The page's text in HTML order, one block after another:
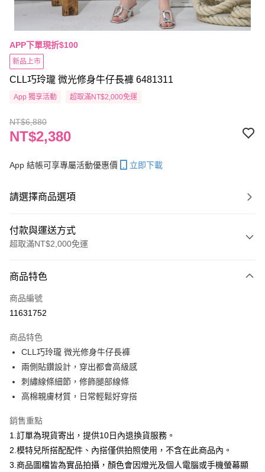
APP下單現折$100
新品上市
CLL巧玲瓏 微光修身牛仔長褲 6481311
App 獨享活動 超取滿NT$2,000免運
NT$6,880
NT$2,380
App 結帳可享專屬活動優惠價 立即下載
請選擇商品選項
付款與運送方式
超取滿NT$2,000免運
信用卡一次付款
信用卡分期付款
合作金庫商業銀行
華南商業銀行
上海商業儲蓄銀行
國泰世華商業銀行
臺灣中小企業銀行
聯邦商業銀行
元大商業銀行
永豐商業銀行
台新國際商業銀行
中國信託商業銀行
台灣樂天信用卡公司
超商取貨付款
LINE Pay
Apple Pay
悠遊付
Google Pay
商品特色
商品編號
11631752
商品特色
CLL巧玲瓏 微光修身牛仔長褲
兩側貼鑽設計，穿出都會高級感
刺繡線條細節，修飾腿部線條
高棉親膚材質，日常輕鬆好穿搭
銷售重點
1.訂單為現貨寄出，提供10日內退換貨服務。
2.模特兒所搭配配件、內搭僅供拍照使用，不含在此商品內。
3.商品圖檔皆為實品拍攝，顏色會因燈光及個人電腦或手機螢幕顯